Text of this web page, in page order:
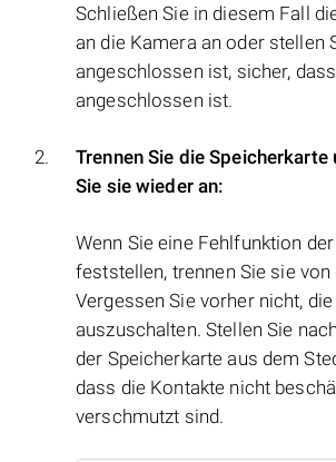
Schließen Sie in diesem Fall
an die Kamera an oder stellen
angeschlossen ist, sicher,
angeschlossen ist.
Trennen Sie die Speicherkarte
Sie sie wieder an:
Wenn Sie eine Fehlfunktion
feststellen, trennen Sie sie von
Vergessen Sie vorher nicht,
auszuschalten. Stellen Sie
der Speicherkarte aus dem
dass die Kontakte nicht
verschmutzt sind.